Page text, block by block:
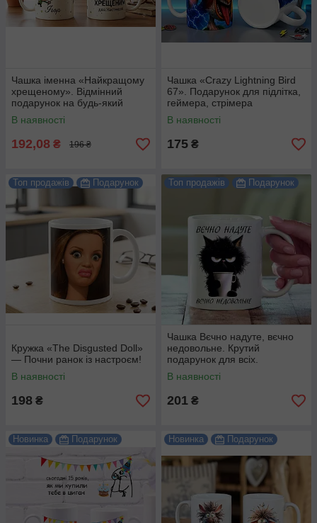
Чашка іменна «Найкращому
хрещеному». Відмінний
подарунок на будь-який
привід.
В наявності
192,08 ₴ 196 ₴
Чашка «Crazy Lightning Bird
67». Подарунок для підлітка,
геймера, стрімера
В наявності
175 ₴
Топ продажів Подарунок
Кружка «The Disgusted Doll»
— Почни ранок із настроєм!
В наявності
198 ₴
Топ продажів Подарунок
Чашка Вєчно надуте, вєчно
недовольне. Крутий
подарунок для всіх.
В наявності
201 ₴
Новинка Подарунок Новинка Подарунок